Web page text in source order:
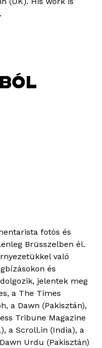
fotós és
Brüsszelben él.
való
és
jelentek meg
a The Times
a Dawn (Pakisztán),
Tribune Magazine
a Scroll.in (India), a
Urdu (Pakisztán)